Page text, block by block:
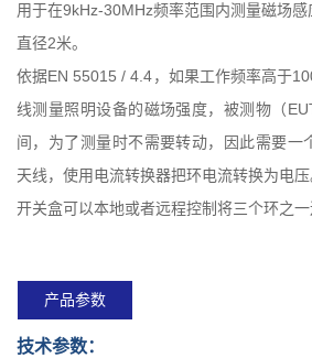
用于在9kHz-30MHz频率范围内测量磁场感
直径2米。
依据EN 55015 / 4.4，如果工作频率高于
线测量照明设备的磁场强度，被测物（
间，为了测量时不需要转动，因此需要一
天线，使用电流转换器把环电流转换为电压
开关盒可以本地或者远程控制将三个环之一
产品参数
技术参数：